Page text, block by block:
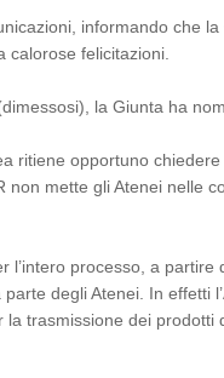
informando che
calorose felicitazioni.
la Giunta ha
ritiene opportuno
mette gli Atenei nelle
processo, a partire
degli Atenei. In effetti
trasmissione dei prodotti